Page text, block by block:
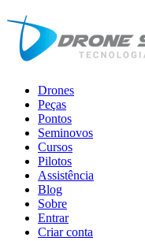
Drones
Peças
Pontos
Seminovos
Cursos
Pilotos
Assistência
Blog
Sobre
Entrar
Criar conta